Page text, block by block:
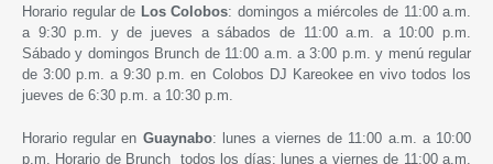
Horario regular de Los Colobos: domingos a miércoles de 11:00 a.m.
a 9:30 p.m. y de jueves a sábados de 11:00 a.m. a 10:00 p.m.
Sábado y domingos Brunch de 11:00 a.m. a 3:00 p.m. y menú regular
de 3:00 p.m. a 9:30 p.m. en Colobos DJ Kareokee en vivo todos los
jueves de 6:30 p.m. a 10:30 p.m.
Horario regular en Guaynabo: lunes a viernes de 11:00 a.m. a 10:00
p.m. Horario de Brunch todos los días: lunes a viernes de 11:00 a.m.